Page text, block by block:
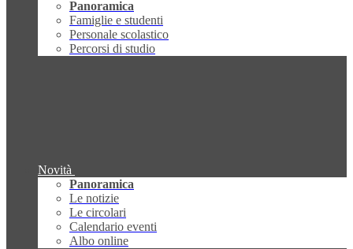
Panoramica
Famiglie e studenti
Personale scolastico
Percorsi di studio
Novità
Panoramica
Le notizie
Le circolari
Calendario eventi
Albo online